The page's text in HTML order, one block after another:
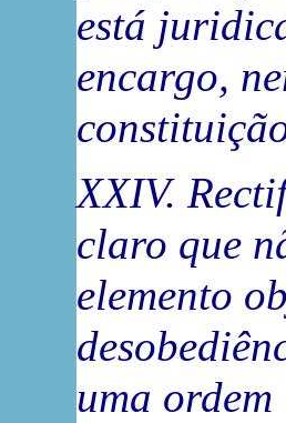
está
encargo,
XXIV.
claro que
elemento
uma